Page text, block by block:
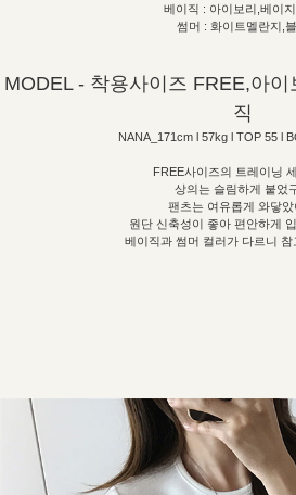
베이직 : 아이보리,베이
썸머 : 화이트멜란지,
MODEL - 착용사이즈 FREE,아
직
NANA_171cm l 57kg l TOP 55 l
FREE사이즈의 트레이닝
상의는 슬림하게 붙었
팬츠는 여유롭게 와닿았
원단 신축성이 좋아 편안하게
베이직과 썸머 컬러가 다르니 참